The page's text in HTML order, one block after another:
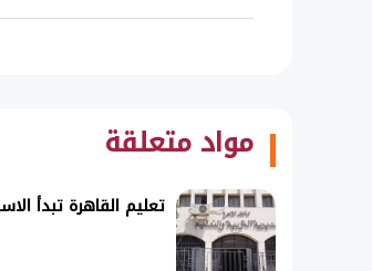
مواد متعلقة
تعليم القاهرة تبدأ الاستعداد